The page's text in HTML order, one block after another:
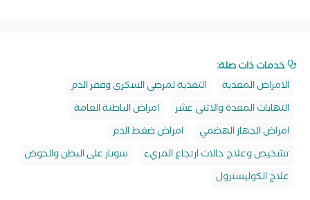
خدمات ذات صلة:
الامراض المعدية
التغذية لمرضى السكري وفقر الدم
التهابات المعدة والاثنى عشر
امراض الباطنة العامة
امراض الجهاز الهضمي
امراض ضغط الدم
تشخيص وعلاج حالات ارتجاع المريء
سونار على البطن والحوض
علاج الكوليسترول